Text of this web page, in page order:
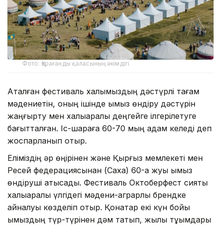
Фото: Қарағанды қаласының әкімдігі
Аталған фестиваль халқымыздың дəстүрлі тағам
мəдениетін, оның ішінде қымыз өндіру дəстүрін
жаңғырту мен халықаралық деңгейге ілгерілетуге
бағытталған. Іс-шараға 60-70 мың адам келеді деп
жоспарланып отыр.
Еліміздің əр өңірінен жəне Қырғыз мемлекеті мен
Ресей федерациясынан (Саха) 60-қа жуық қымыз
өндіруші қатысады. Фестиваль Октоберфест сияқты
халықаралық үлгідегі мəдени-аграрлық брендке
айналуы көзделіп отыр. Қонақтар екі күн бойы
қымыздың түр-түрінен дəм татып, жылқы тұқымдары